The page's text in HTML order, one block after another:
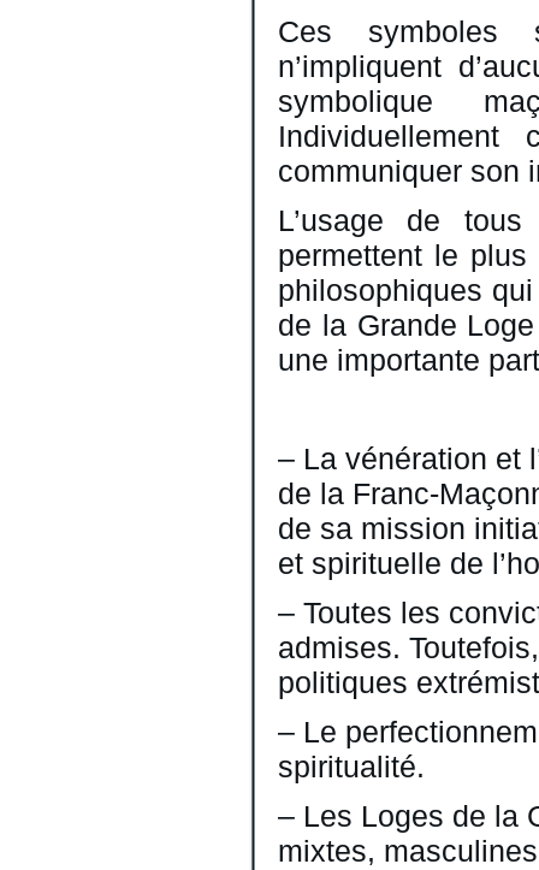
Ces symboles
n’impliquent
symbolique
communiquer son
L’usage de
permettent le
philosophiques
de la Grande
une importante
– La vénération et
de la Franc-
de sa mission
et spirituelle de
– Toutes les
admises.
politiques
– Le
spiritualité.
– Les Loges de la
mixtes,